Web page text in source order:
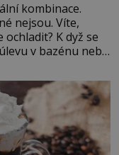
kombinace.
nejsou. Víte,
K dyž se
v bazénu nebo
budete mít
na vás